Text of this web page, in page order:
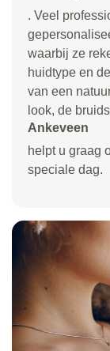
. Veel
waarbij ze
huidtype en
van een
look, de
Ankeveen
helpt u graag
speciale dag.